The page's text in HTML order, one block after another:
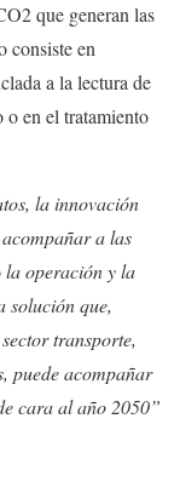
que generan las
consiste en
a la lectura de
o en el tratamiento
la innovación
a las
la operación y la
solución que,
transporte,
puede acompañar
cara al año 2050”